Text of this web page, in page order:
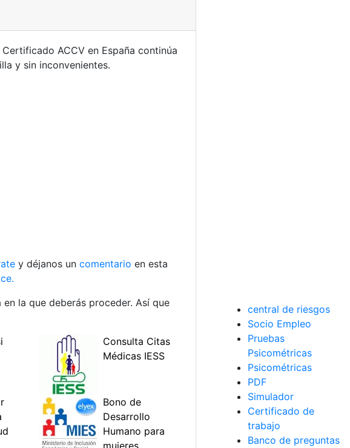
ACCV en España continúa
y sin inconvenientes.
y déjanos un comentario en esta
la que deberás proceder. Así que
central de riesgos
Socio Empleo
Pruebas
Psicométricas
Psicométricas
PDF
Simulador
Certificado de
trabajo
Banco de preguntas